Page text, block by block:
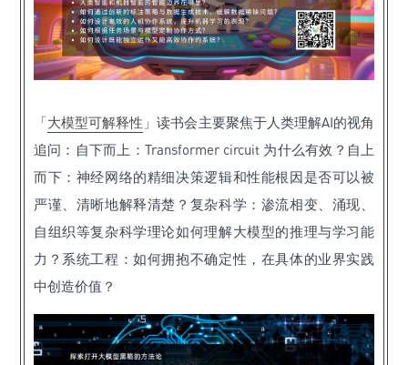
「大模型可解释性 」读书会主要聚焦于人类理解AI的视角
追问：自下而上：Transformer circuit 为什么有效？自上
而下：神经网络的精细决策逻辑和性能根因是否可以被
严谨、清晰地解释清楚？复杂科学：渗流相变、涌现、
自组织等复杂科学理论如何理解大模型的推理与学习能
力？系统工程：如何拥抱不确定性，在具体的业界实践
中创造价值？